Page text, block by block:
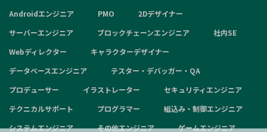
Androidエンジニア
PMO
2Dデザイナー
サーバーエンジニア
ブロックチェーンエンジニア
社内SE
Webディレクター
キャラクターデザイナー
データベースエンジニア
テスター・デバッガー・QA
プロデューサー
イラストレーター
セキュリティエンジニア
テクニカルサポート
プログラマー
組込み・制御エンジニア
システムエンジニア
その他エンジニア ゲームエンジニア